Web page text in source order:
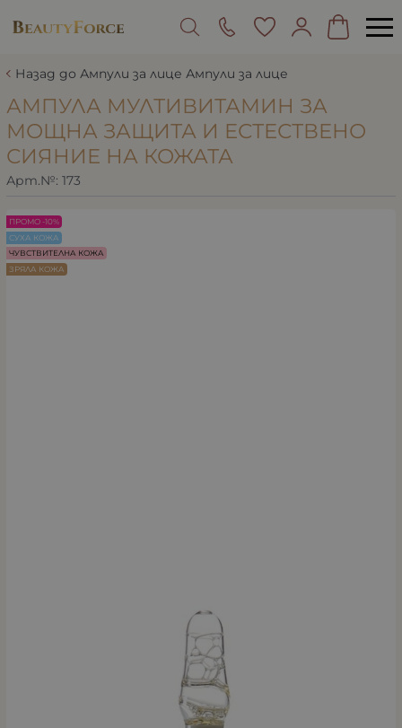
Назад до Ампули за лице Ампули за лице
АМПУЛА МУЛТИВИТАМИН ЗА
МОЩНА ЗАЩИТА И ЕСТЕСТВЕНО
СИЯНИЕ НА КОЖАТА
Арт.№: 173
ПРОМО -10%
СУХА КОЖА
ЧУВСТВИТЕЛНА КОЖА
ЗРЯЛА КОЖА